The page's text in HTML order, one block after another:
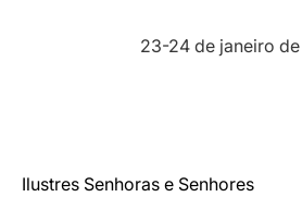
23-24 de janeiro
Ilustres Senhoras e Senhores